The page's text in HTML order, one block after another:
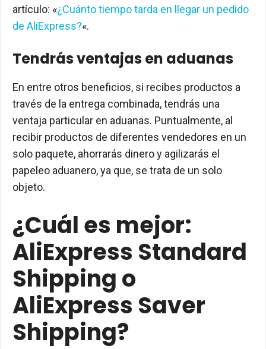
artículo: «¿Cuánto tiempo tarda en llegar un pedido
de AliExpress?«.
Tendrás ventajas en aduanas
En entre otros beneficios, si recibes productos a
través de la entrega combinada, tendrás una
ventaja particular en aduanas. Puntualmente, al
recibir productos de diferentes vendedores en un
solo paquete, ahorrarás dinero y agilizarás el
papeleo aduanero, ya que, se trata de un solo
objeto.
¿Cuál es mejor:
AliExpress Standard
Shipping o
AliExpress Saver
Shipping?